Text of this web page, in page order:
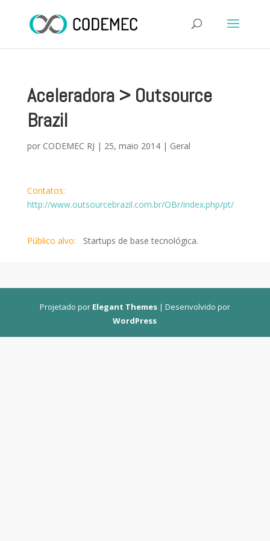
Aceleradora > Outsource
Brazil
por CODEMEC RJ | 25, maio 2014| Geral
Contatos:
http://www.outsourcebrazil.com.br/OBr/index.php/pt/
Público alvo: Startups de base tecnológica.
Projetado por Elegant Themes| Desenvolvido por
WordPress